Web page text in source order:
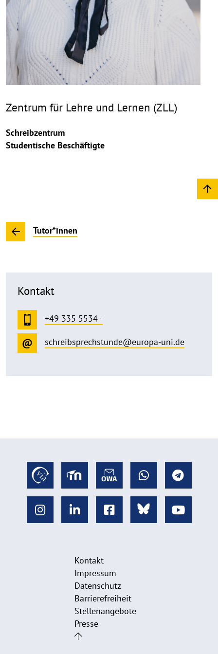
Zentrum für Lehre und Lernen (ZLL)
Schreibzentrum
Studentische Beschäftigte
Tutor*innen
Kontakt
+49 335 5534 -
schreibsprechstunde@europa-uni.de
Kontakt
Impressum
Datenschutz
Barrierefreiheit
Stellenangebote
Presse